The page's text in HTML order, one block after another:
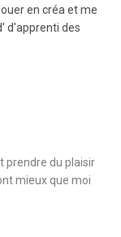
en créa et me
d'apprenti des
prendre du plaisir
mieux que moi